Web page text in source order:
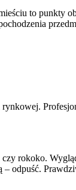
to punkty
rokoko.
odpuść.